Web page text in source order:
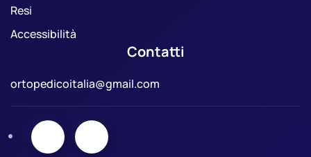
Resi
Accessibilità
Contatti
ortopedicoitalia@gmail.com